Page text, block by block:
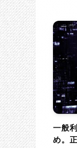
一般
め。